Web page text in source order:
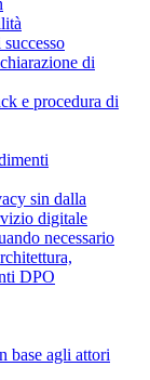
di
e procedura di
sin dalla
digitale
necessario
DPO
base agli attori